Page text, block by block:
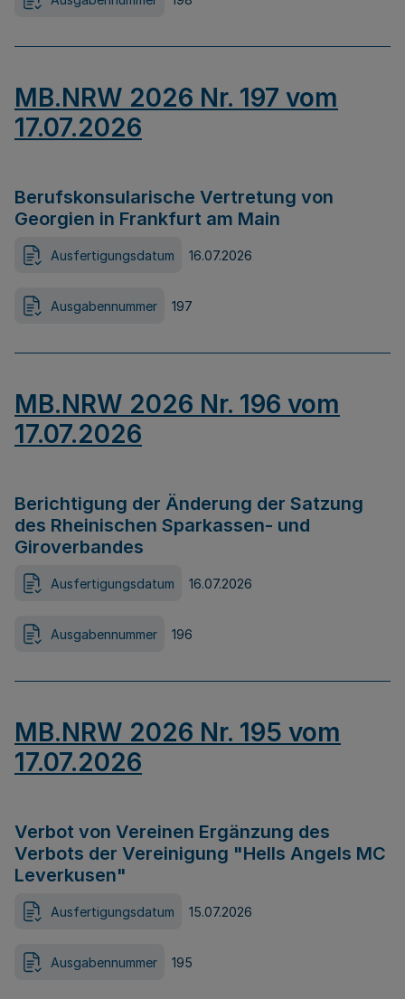
MB.NRW 2026 Nr. 197 vom
17.07.2026
Berufskonsularische Vertretung von
Georgien in Frankfurt am Main
Ausfertigungsdatum 16.07.2026
Ausgabennummer 197
MB.NRW 2026 Nr. 196 vom
17.07.2026
Berichtigung der Änderung der Satzung
des Rheinischen Sparkassen- und
Giroverbandes
Ausfertigungsdatum 16.07.2026
Ausgabennummer 196
MB.NRW 2026 Nr. 195 vom
17.07.2026
Verbot von Vereinen Ergänzung des
Verbots der Vereinigung "Hells Angels MC
Leverkusen"
Ausfertigungsdatum 15.07.2026
Ausgabennummer 195